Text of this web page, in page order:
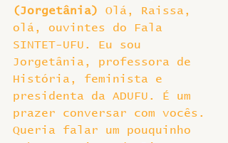
(Jorgetânia)
Olá, Raissa,
olá, ouvintes do Fala
SINTET-UFU. Eu sou
Jorgetânia, professora de
História, feminista e
presidenta da ADUFU. É um
prazer conversar com vocês.
Queria falar um pouquinho